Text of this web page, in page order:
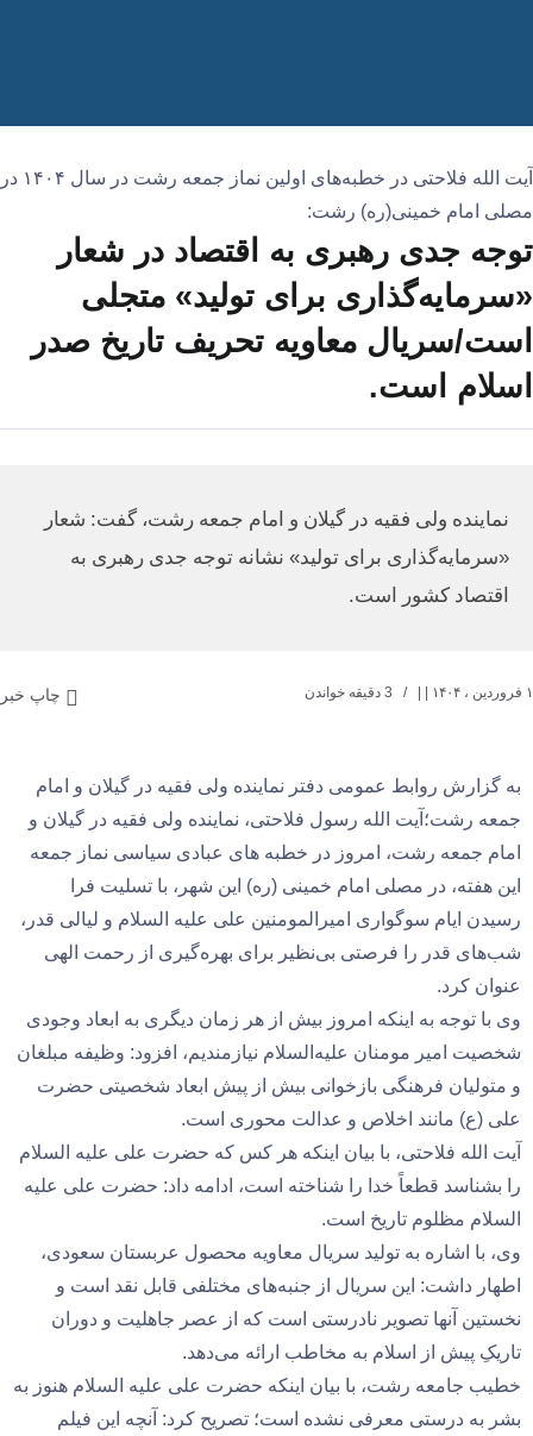
آیت الله فلاحتی در خطبه‌های اولین نماز جمعه رشت در سال ۱۴۰۴ در
مصلی امام خمینی(ره) رشت:
توجه جدی رهبری به اقتصاد در شعار
«سرمایه‌گذاری برای تولید» متجلی
است/سریال معاویه تحریف تاریخ صدر
اسلام است.
نماینده ولی فقیه در گیلان و امام جمعه رشت، گفت: شعار
«سرمایه‌گذاری برای تولید» نشانه توجه جدی رهبری به
اقتصاد کشور است.
۱ فروردین ، ۱۴۰۴ چاپ خبر
به گزارش روابط عمومی دفتر نماینده ولی فقیه در گیلان و امام
جمعه رشت؛آیت الله رسول فلاحتی، نماینده ولی فقیه در گیلان و
امام جمعه رشت، امروز در خطبه های عبادی سیاسی نماز جمعه
این هفته، در مصلی امام خمینی (ره) این شهر، با تسلیت فرا
رسیدن ایام سوگواری امیرالمومنین علی علیه السلام و لیالی قدر،
شب‌های قدر را فرصتی بی‌نظیر برای بهره‌گیری از رحمت الهی
عنوان‌ کرد.
وی با توجه به اینکه امروز بیش از هر زمان دیگری به ابعاد وجودی
شخصیت امیر مومنان علیه‌السلام نیازمندیم، افزود: وظیفه مبلغان
و متولیان فرهنگی بازخوانی بیش از پیش ابعاد شخصیتی حضرت
علی (ع) مانند اخلاص و عدالت محوری است.
آیت الله فلاحتی، با بیان اینکه هر کس که حضرت علی علیه السلام
را بشناسد قطعاً خدا را شناخته است، ادامه داد: حضرت علی علیه
السلام مظلوم تاریخ است.
وی، با اشاره به تولید سریال معاویه محصول عربستان سعودی،
اطهار داشت: این سریال از جنبه‌های مختلفی قابل نقد است و
نخستین آنها تصویر نادرستی است که از عصر جاهلیت و دوران
تاریکِ پیش از اسلام به مخاطب ارائه می‌دهد.
خطیب جامعه رشت، با بیان اینکه حضرت علی علیه السلام هنوز به
بشر به درستی معرفی نشده است؛ تصریح کرد: آنچه این فیلم